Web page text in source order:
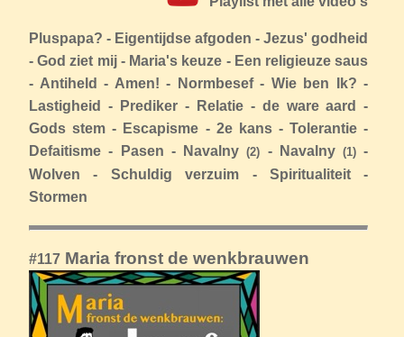
Pluspapa? - Eigentijdse afgoden -Jezus' godheid
-God ziet mij - Maria's keuze - Een religieuze saus
- Antiheld - Amen! - Normbesef - Wie ben Ik? -
Lastigheid -
Prediker - Relatie - de ware aard -
Gods stem - Escapisme - 2e kans -Tolerantie -
Defaitisme -
Pasen - Navalny(2) - Navalny(1) -
Wolven - Schuldig verzuim - Spiritualiteit -
Stormen
#117 Maria fronst de wenkbrauwen